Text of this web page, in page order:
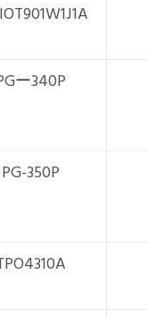
ー340P
PG-350P